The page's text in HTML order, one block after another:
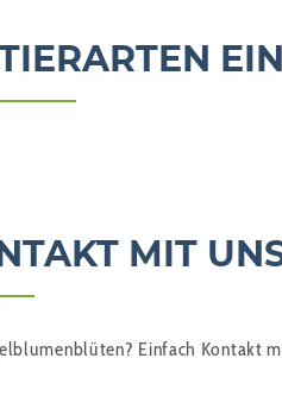
MIT
Einfach